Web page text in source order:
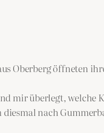
Oberberg öffneten
mir überlegt,
nach